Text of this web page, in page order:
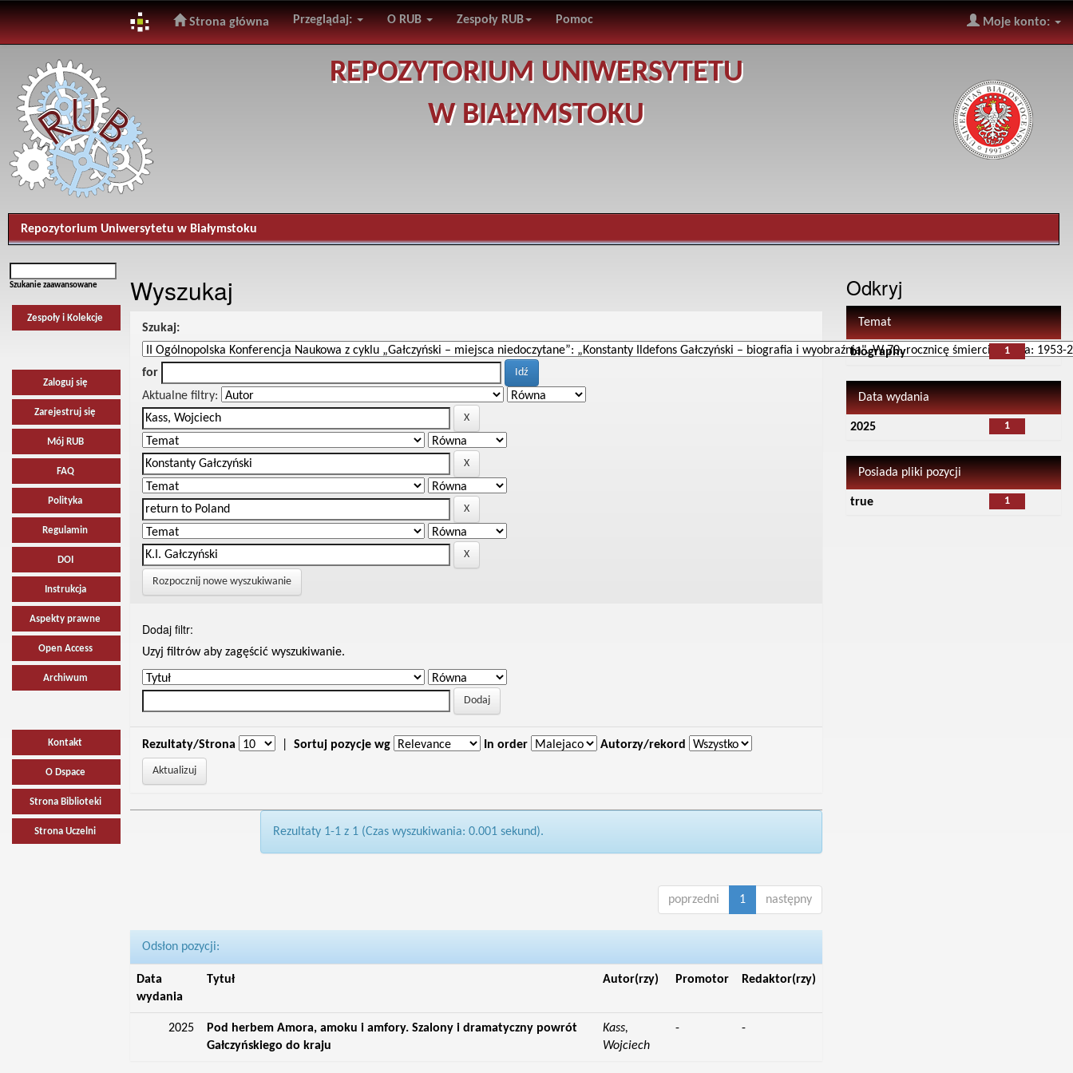
navigation
Strona główna Przeglądaj: O RUB Zespoły RUB Pomoc Moje konto:
REPOZYTORIUM UNIWERSYTETU
W BIAŁYMSTOKU
Repozytorium Uniwersytetu w Białymstoku
Szukanie zaawansowane
Zespoły i Kolekcje
Zaloguj się
Zarejestruj się
Mój RUB
FAQ
Polityka
Regulamin
DOI
Instrukcja
Aspekty prawne
Open Access
Archiwum
Kontakt
O Dspace
Strona Biblioteki
Strona Uczelni
Wyszukaj
Szukaj:
for
Aktualne filtry:
Rozpocznij nowe wyszukiwanie
Dodaj filtr:
Uzyj filtrów aby zagęścić wyszukiwanie.
Rezultaty/Strona Sortuj pozycje wg In order Autorzy/rekord
Rezultaty 1-1 z 1 (Czas wyszukiwania: 0.001 sekund).
poprzedni 1 następny
Odsłon pozycji:
Data
wydania
Tytuł Autor(rzy) Promotor Redaktor(rzy)
2025
Pod herbem Amora, amoku i amfory. Szalony i dramatyczny powrót
Gałczyńskiego do kraju
Kass,
Wojciech
- -
Odkryj
Temat
1
biography
Data wydania
1
2025
Posiada pliki pozycji
1
true